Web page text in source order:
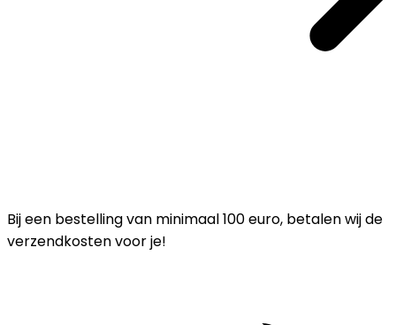
Bij een bestelling van minimaal 100 euro, betalen wij de
verzendkosten voor je!